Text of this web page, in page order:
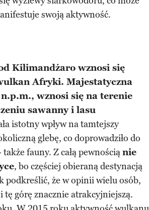
swoją aktywność.
Kilimandżaro wznosi się
Afryki. Majestatyczna
wznosi się na terenie
sawanny i lasu
istotny wpływ na tamtejszy
glebę, co doprowadziło do
fauny. Z całą pewnościąnie
, bo częściej obieraną destynacją
że w opinii wielu osób,
górę znacznie atrakcyjniejszą.